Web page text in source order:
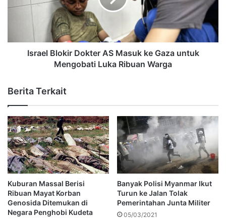
Israel Blokir Dokter AS Masuk ke Gaza untuk
Mengobati Luka Ribuan Warga
Berita Terkait
Kuburan Massal Berisi
Ribuan Mayat Korban
Genosida Ditemukan di
Negara Penghobi Kudeta
Banyak Polisi Myanmar Ikut
Turun ke Jalan Tolak
Pemerintahan Junta Militer
05/03/2021